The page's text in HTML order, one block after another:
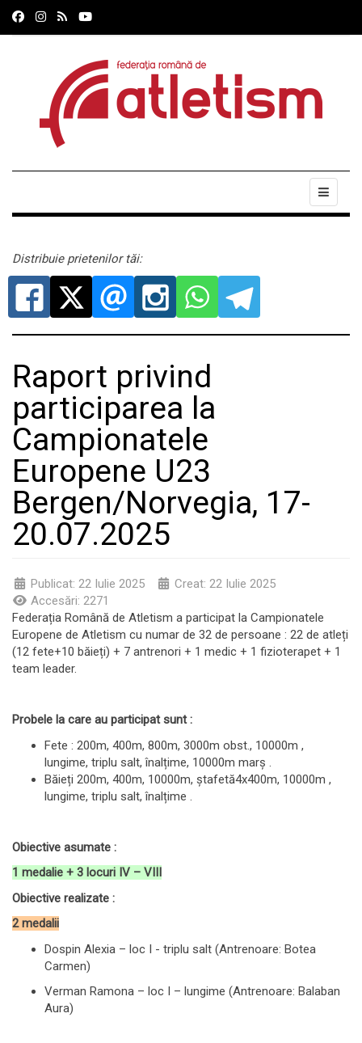
Distribuie prietenilor tăi:
Raport privind
participarea la
Campionatele
Europene U23
Bergen/Norvegia, 17-
20.07.2025
Publicat: 22 Iulie 2025
Creat: 22 Iulie 2025
Accesări: 2271
Federația Română de Atletism a participat la Campionatele
Europene de Atletism cu numar de 32 de persoane : 22 de atleți
(12 fete+10 băieți) + 7 antrenori + 1 medic + 1 fizioterapet + 1
team leader.
Probele la care au participat sunt :
Fete : 200m, 400m, 800m, 3000m obst., 10000m ,
lungime, triplu salt, înalțime, 10000m marș .
Băieți 200m, 400m, 10000m, ștafetă4x400m, 10000m ,
lungime, triplu salt, înalțime .
Obiective asumate :
1 medalie + 3 locuri IV – VIII
Obiective realizate :
2 medalii
Dospin Alexia – loc I - triplu salt (Antrenoare: Botea
Carmen)
Verman Ramona – loc I – lungime (Antrenoare: Balaban
Aura)